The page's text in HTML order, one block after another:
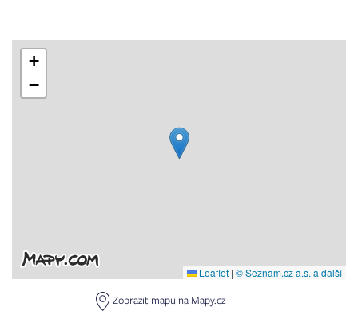
+
−
Leaflet | © Seznam.cz a.s. a další
Zobrazit mapu na Mapy.cz